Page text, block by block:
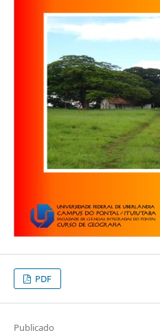
PDF
Publicado